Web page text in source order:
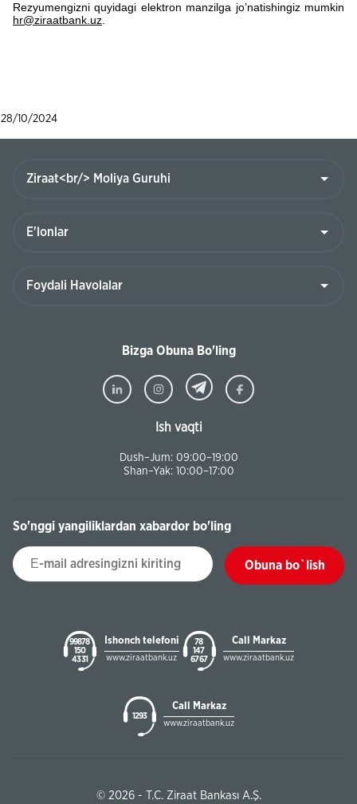
Rezyumengizni quyidagi elektron manzilga jo’natishingiz mumkin
hr@ziraatbank.uz
28/10/2024
Bizga Obuna Bo'ling
Ish vaqti
Dush–Jum: 09:00–19:00
Shan–Yak: 10:00–17:00
So'nggi yangiliklardan xabardor bo'ling
Obuna bo`lish
99878
150
43 31
Ishonch telefoni
www.ziraatbank.uz
78
147
67 67
Call Markaz
www.ziraatbank.uz
1293
Call Markaz
www.ziraatbank.uz
© 2026 - T.C. Ziraat Bankası A.Ş.